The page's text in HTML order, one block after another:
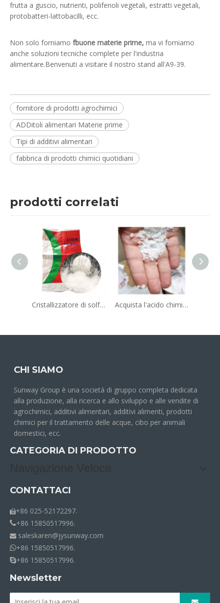
frutta a guscio, nutrienti, polifenoli vegetali, estratti vegetali,
protobatteri-lattobacilli, ecc.
Non solo forniamo fbuone materie prime, ma vi forniamo
anche soluzioni tecniche complete per l'industria
alimentare.Benvenuti a visitare il nostro stand all'A9-39.
fornitore di prodotti agrochimici
ADDitoli alimentari Materie prime
Tipi di additivi alimentari
fabbrica di prodotti chimici quotidiani
prodotti correlati
Cristallizzatore di solfato di ammonio di sodio di sodio di grado agricolo Acquista l'acido chimico dell'acido chimico di alta qualità di alta qualità di alta qualità Merck Sodio Super
CHI SIAMO
Sunway Group è una società di gruppo completa dedicata
alla produzione, alla ricerca e allo sviluppo e alle vendite di
agrochimici, additivi alimentari, additivi alimenti, prodotti
chimici per il trattamento delle acque, cibo per animali
domestici, ecc.
CATEGORIA DI PRODOTTO
Navigazione Veloce
CONTATTACI
+86 025-52172297.
+86 15850517996.
 saleskaren@jysunway.com
+86 15850517996.
+86 15850517996.
Newsletter